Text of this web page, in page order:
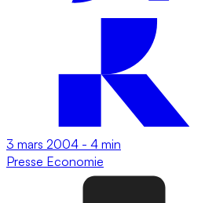
3 mars 2004 - 4 min
Presse Economie